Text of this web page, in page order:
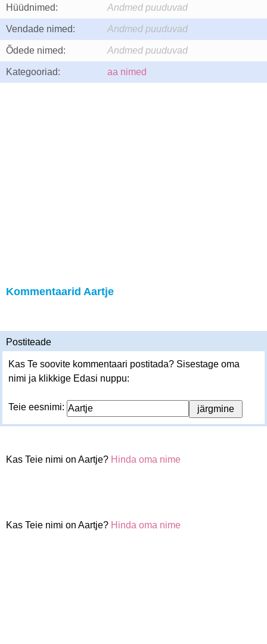
Hüüdnimed: Andmed puuduvad
Vendade nimed: Andmed puuduvad
Õdede nimed: Andmed puuduvad
Kategooriad: aa nimed
Kommentaarid Aartje
Postiteade
Kas Te soovite kommentaari postitada? Sisestage oma
nimi ja klikkige Edasi nuppu:
Teie eesnimi:
Kas Teie nimi on Aartje? Hinda oma nime
Kas Teie nimi on Aartje? Hinda oma nime